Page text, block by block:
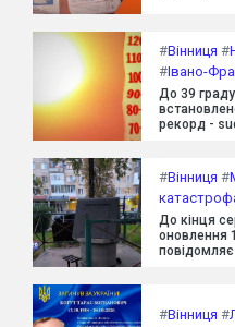
#Вінниця #
#Івано-
До 39
рекорд -
#Вінниця #
До кінця
оновлення
#Вінниця #